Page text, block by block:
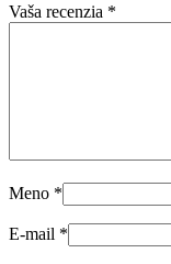
Vaša recenzia *
Meno *
E-mail *